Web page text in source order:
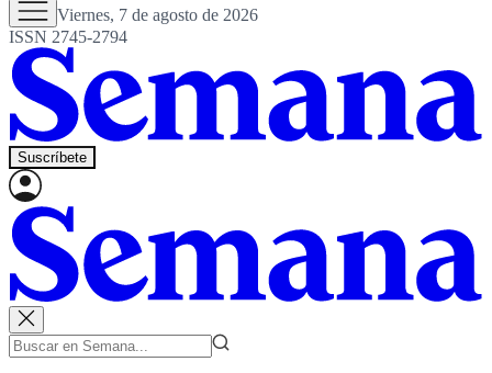
Viernes, 7 de agosto de 2026
ISSN 2745-2794
Suscríbete